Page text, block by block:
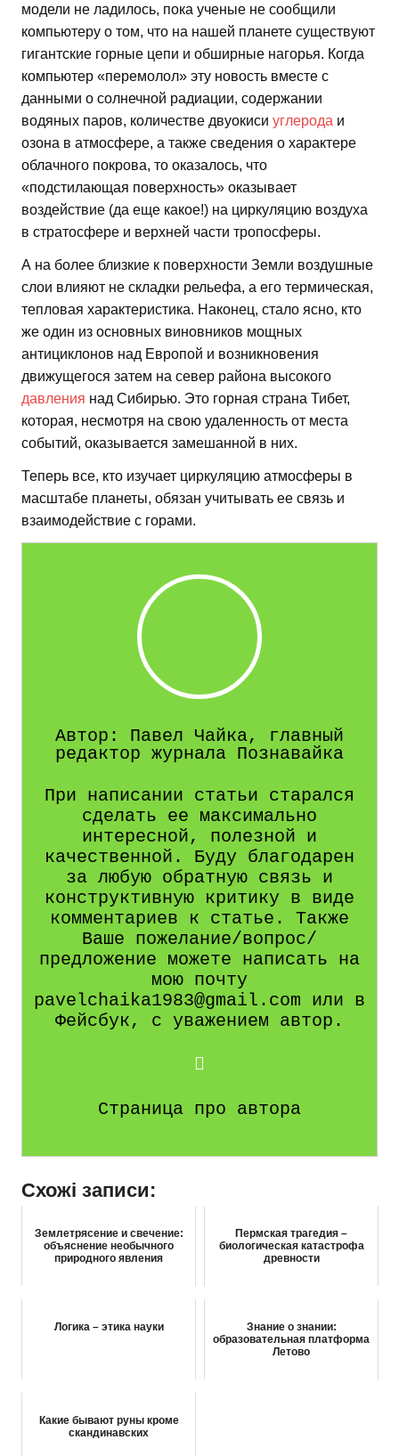
модели не ладилось, пока ученые не сообщили
компьютеру о том, что на нашей планете существуют
гигантские горные цепи и обширные нагорья. Когда
компьютер «перемолол» эту новость вместе с
данными о солнечной радиации, содержании
водяных паров, количестве двуокиси углерода и
озона в атмосфере, а также сведения о характере
облачного покрова, то оказалось, что
«подстилающая поверхность» оказывает
воздействие (да еще какое!) на циркуляцию воздуха
в стратосфере и верхней части тропосферы.
А на более близкие к поверхности Земли воздушные
слои влияют не складки рельефа, а его термическая,
тепловая характеристика. Наконец, стало ясно, кто
же один из основных виновников мощных
антициклонов над Европой и возникновения
движущегося затем на север района высокого
давления над Сибирью. Это горная страна Тибет,
которая, несмотря на свою удаленность от места
событий, оказывается замешанной в них.
Теперь все, кто изучает циркуляцию атмосферы в
масштабе планеты, обязан учитывать ее связь и
взаимодействие с горами.
Автор: Павел Чайка, главный
редактор журнала Познавайка
При написании статьи старался
сделать ее максимально
интересной, полезной и
качественной. Буду благодарен
за любую обратную связь и
конструктивную критику в виде
комментариев к статье. Также
Ваше пожелание/вопрос/
предложение можете написать на
мою почту
pavelchaika1983@gmail.com или в
Фейсбук, с уважением автор.
Страница про автора
Схожі записи:
Землетрясение и свечение:
объяснение необычного
природного явления
Пермская трагедия –
биологическая катастрофа
древности
Логика – этика науки
Знание о знании:
образовательная платформа
Летово
Какие бывают руны кроме
скандинавских